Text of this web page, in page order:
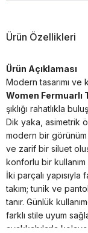
Ürün Özellikleri
Ürün Açıklaması
Modern tasarımı ve
Women Fermuarlı
şıklığı rahatlıkla
Dik yaka, asimetrik
modern bir
ve zarif bir siluet
konforlu bir kullanım
İki parçalı
takım; tunik ve
tanır. Günlük
farklı stile uyum
ayakkabılarla